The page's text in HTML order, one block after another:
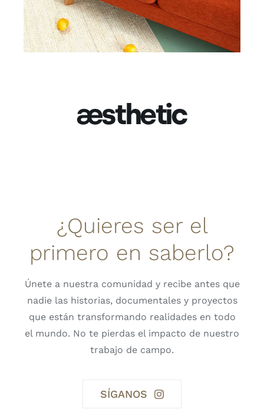
¿Quieres ser el
primero en saberlo?
Únete a nuestra comunidad y recibe antes que
nadie las historias, documentales y proyectos
que están transformando realidades en todo
el mundo. No te pierdas el impacto de nuestro
trabajo de campo.
SÍGANOS